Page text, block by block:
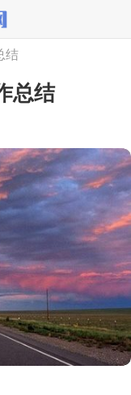
结
总结